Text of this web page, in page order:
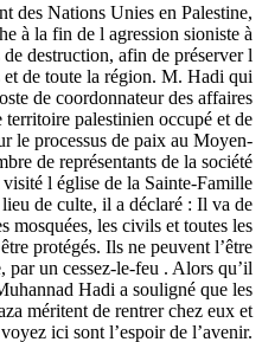
des Nations Unies en Palestine,
à la fin de l agression sioniste à
destruction, afin de préserver l
et de toute la région. M. Hadi qui
de coordonnateur des affaires
territoire palestinien occupé et de
le processus de paix au Moyen-
de représentants de la société
l église de la Sainte-Famille
de culte, il a déclaré : Il va de
mosquées, les civils et toutes les
protégés. Ils ne peuvent l’être
par un cessez-le-feu . Alors qu’il
Hadi a souligné que les
méritent de rentrer chez eux et
ici sont l’espoir de l’avenir.